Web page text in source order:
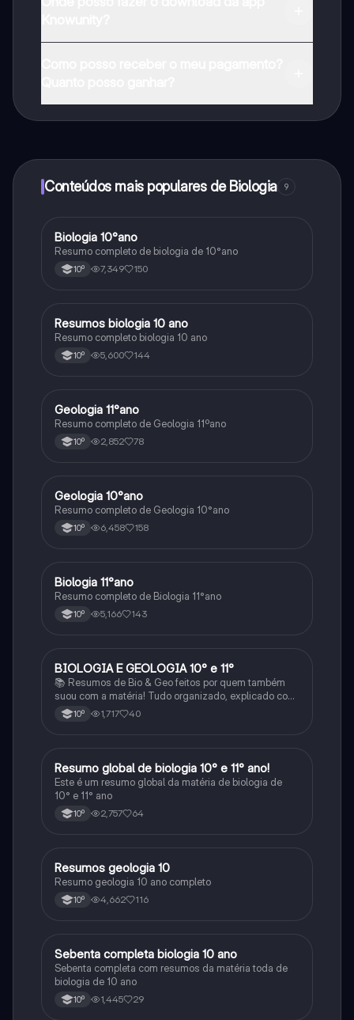
Conteúdos mais populares de Biologia 9
Biologia
Biologia 10°ano
Resumo completo de biologia de 10°ano
10º 7,349 150
Biologia
Resumos biologia 10 ano
Resumo completo biologia 10 ano
10º 5,600 144
Biologia
Geologia 11°ano
Resumo completo de Geologia 11ºano
10º 2,852 78
Biologia
Geologia 10°ano
Resumo completo de Geologia 10°ano
10º 6,458 158
Biologia
Biologia 11°ano
Resumo completo de Biologia 11°ano
10º 5,166 143
Biologia
BIOLOGIA E GEOLOGIA 10° e 11°
📚 Resumos de Bio & Geo feitos por quem também
suou com a matéria! Tudo organizado, explicado com
clareza e cheio de esquemas que ajudam mesmo a
perceber. Para estudar sem stress e com mais
10º 1,717 40
Biologia
Resumo global de biologia 10° e 11° ano!
Este é um resumo global da matéria de biologia de
10° e 11° ano
10º 2,757 64
Biologia
Resumos geologia 10
Resumo geologia 10 ano completo
10º 4,662 116
Biologia
Sebenta completa biologia 10 ano
Sebenta completa com resumos da matéria toda de
biologia de 10 ano
10º 1,445 29